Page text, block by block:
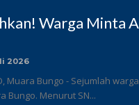
Warga Minta
2026
Muara Bungo - Sejumlah
Bungo. Menurut SN...